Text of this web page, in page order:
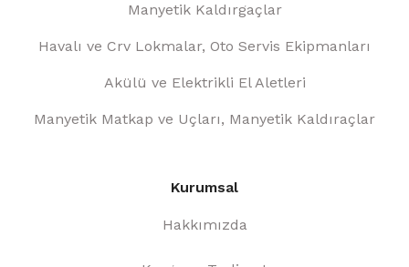
Manyetik Kaldırgaçlar
Havalı ve Crv Lokmalar, Oto Servis Ekipmanları
Akülü ve Elektrikli El Aletleri
Manyetik Matkap ve Uçları, Manyetik Kaldıraçlar
Kurumsal
Hakkımızda